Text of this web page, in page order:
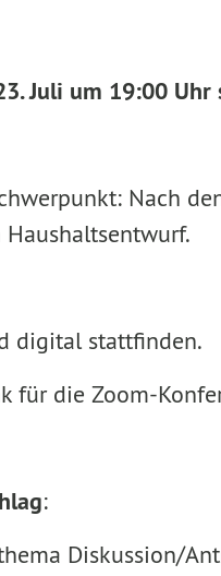
Juli um 19:00
Nach
digital stattfinden.
für die Zoom-
:
Diskussion/